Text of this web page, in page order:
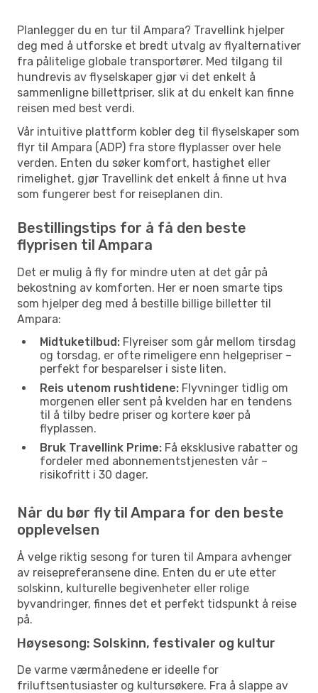
Planlegger du en tur til Ampara? Travellink hjelper
deg med å utforske et bredt utvalg av flyalternativer
fra pålitelige globale transportører. Med tilgang til
hundrevis av flyselskaper gjør vi det enkelt å
sammenligne billettpriser, slik at du enkelt kan finne
reisen med best verdi.
Vår intuitive plattform kobler deg til flyselskaper som
flyr til Ampara (ADP) fra store flyplasser over hele
verden. Enten du søker komfort, hastighet eller
rimelighet, gjør Travellink det enkelt å finne ut hva
som fungerer best for reiseplanen din.
Bestillingstips for å få den beste
flyprisen til Ampara
Det er mulig å fly for mindre uten at det går på
bekostning av komforten. Her er noen smarte tips
som hjelper deg med å bestille billige billetter til
Ampara:
Midtuketilbud: Flyreiser som går mellom tirsdag
og torsdag, er ofte rimeligere enn helgepriser –
perfekt for besparelser i siste liten.
Reis utenom rushtidene: Flyvninger tidlig om
morgenen eller sent på kvelden har en tendens
til å tilby bedre priser og kortere køer på
flyplassen.
Bruk Travellink Prime: Få eksklusive rabatter og
fordeler med abonnementstjenesten vår –
risikofritt i 30 dager.
Når du bør fly til Ampara for den beste
opplevelsen
Å velge riktig sesong for turen til Ampara avhenger
av reisepreferansene dine. Enten du er ute etter
solskinn, kulturelle begivenheter eller rolige
byvandringer, finnes det et perfekt tidspunkt å reise
på.
Høysesong: Solskinn, festivaler og kultur
De varme værmånedene er ideelle for
friluftsentusiaster og kultursøkere. Fra å slappe av